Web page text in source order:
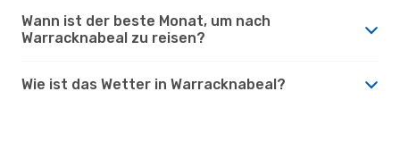
Wann ist der beste Monat, um nach
Warracknabeal zu reisen?
Wie ist das Wetter in Warracknabeal?